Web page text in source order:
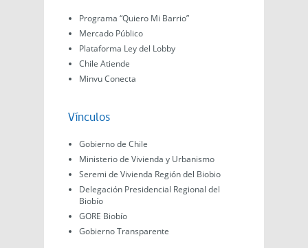
Programa “Quiero Mi Barrio”
Mercado Público
Plataforma Ley del Lobby
Chile Atiende
Minvu Conecta
Vínculos
Gobierno de Chile
Ministerio de Vivienda y Urbanismo
Seremi de Vivienda Región del Biobio
Delegación Presidencial Regional del
Biobío
GORE Biobío
Gobierno Transparente